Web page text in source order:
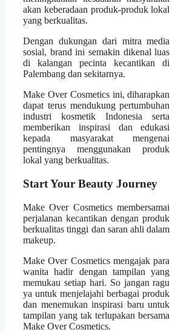
akan keberadaan produk-produk lokal
yang berkualitas.
Dengan dukungan dari mitra media
sosial, brand ini semakin dikenal luas
di kalangan pecinta kecantikan di
Palembang dan sekitarnya.
Make Over Cosmetics ini, diharapkan
dapat terus mendukung pertumbuhan
industri kosmetik Indonesia serta
memberikan inspirasi dan edukasi
kepada masyarakat mengenai
pentingnya menggunakan produk
lokal yang berkualitas.
Start Your Beauty Journey
Make Over Cosmetics membersamai
perjalanan kecantikan dengan produk
berkualitas tinggi dan saran ahli dalam
makeup.
Make Over Cosmetics mengajak para
wanita hadir dengan tampilan yang
memukau setiap hari. So jangan ragu
ya untuk menjelajahi berbagai produk
dan menemukan inspirasi baru untuk
tampilan yang tak terlupakan bersama
Make Over Cosmetics.